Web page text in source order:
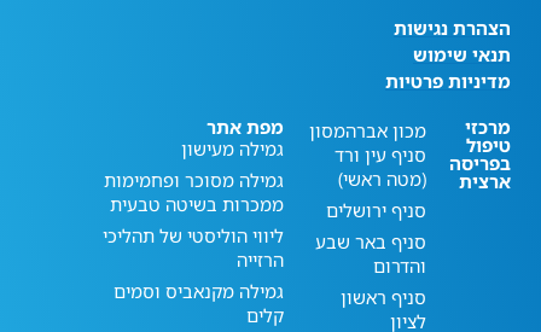
הצהרת נגישות
תנאי שימוש
מדיניות פרטיות
מרכזי
טיפול
בפריסה
ארצית
מכון אברהמסון
סניף עין ורד
(מטה ראשי)
סניף ירושלים
סניף באר שבע
והדרום
סניף ראשון
לציון
מפת אתר
גמילה מעישון
גמילה מסוכר ופחמימות
ממכרות בשיטה טבעית
ליווי הוליסטי של תהליכי
הרזייה
גמילה מקנאביס וסמים
קלים